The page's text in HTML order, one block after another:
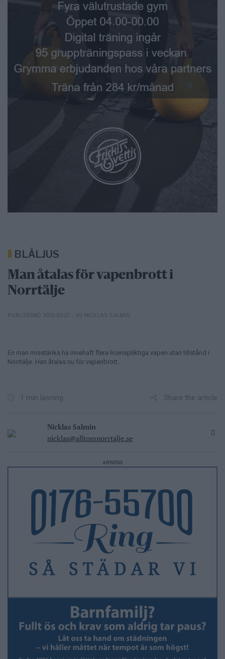
BLÅLJUS
Man åtalas för vapenbrott i
Norrtälje
PUBLICERAD 2026-02-27 – AV NICKLAS SALMIN
En man misstänks ha innehaft flera licenspliktiga vapen utan tillstånd i
Norrtälje. Han åtalas nu för vapenbrott.
1 min läsning Share the article
Nicklas Salmin
nicklas@alltomnorrtalje.se
ANNONS